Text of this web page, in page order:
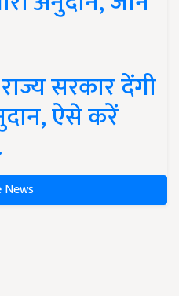
सरकार देंगी
ऐसे करें